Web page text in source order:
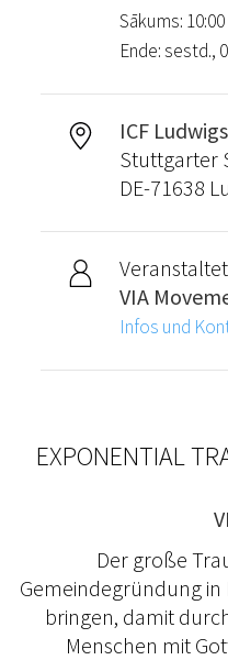
Sākums: 10:00
Ende: sestd.,
ICF
Stuttgarter
DE-71638
VIA
Infos und
EXPONENTIAL
Der große
Gemeindegründung
bringen, damit
Menschen mit